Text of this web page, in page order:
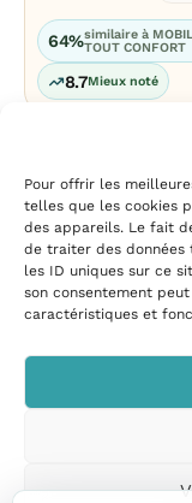
Pour offrir les
telles que les cookies
des appareils. Le fait
de traiter des données
les ID uniques sur ce
son consentement
caractéristiques et
64%similaire à
TOUT CONFORT
8.7Mieux noté